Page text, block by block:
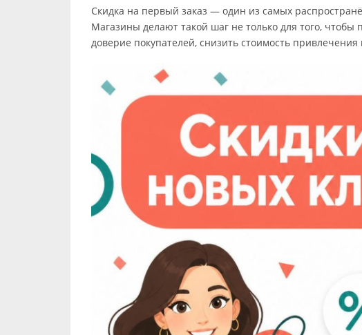
Скидка на первый заказ — один из самых
Магазины делают такой шаг не только для того, чтобы
доверие покупателей, снизить стоимость